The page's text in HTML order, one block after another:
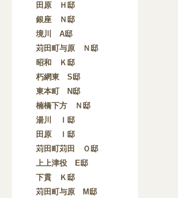
田原 Ｈ邸
銀座 Ｎ邸
境川 A邸
苅田町与原 Ｎ邸
昭和 Ｋ邸
朽網東 S邸
東本町 N邸
楠橋下方 Ｎ邸
湯川 Ｉ邸
田原 Ｉ邸
苅田町苅田 Ｏ邸
上上津役 E邸
下貫 Ｋ邸
苅田町与原 M邸